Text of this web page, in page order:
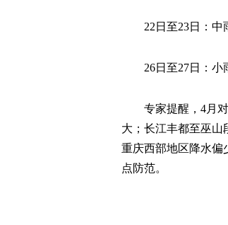
22日至23日：
26日至27日：小
专家提醒，4月
大；长江丰都至巫山
重庆西部地区降水偏
点防范。